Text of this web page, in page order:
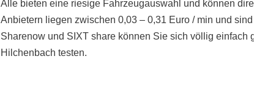
Alle bieten eine riesige Fahrzeugauswahl und können
Anbietern liegen zwischen 0,03 – 0,31 Euro / min und
Sharenow und SIXT share können Sie sich völlig einfach
Hilchenbach testen.